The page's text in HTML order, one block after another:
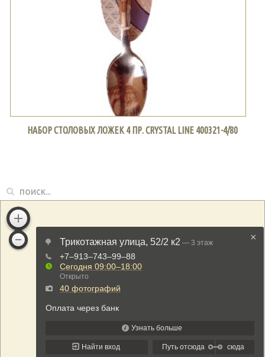
НАБОР СТОЛОВЫХ ЛОЖЕК 4 ПР. CRYSTAL LINE 400321-4/80